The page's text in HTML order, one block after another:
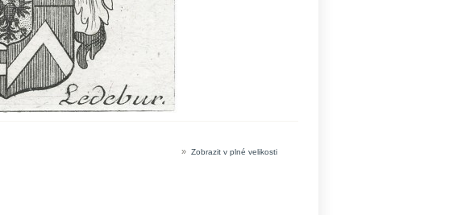
» Zobrazit v plné velikosti